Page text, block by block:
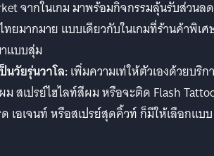
จากในเกม มาพร้อมกิจกรรมลุ้นรับส่วนลด
ทยมากมาย แบบเดียวกับในเกมที่ร้านค้าพิเ
แบบสุ่ม
นวัยรุ่นวาโล:เพิ่มความเท่ให้ตัวเองด้วยบริก
ม สเปรย์ไฮไลท์สีผม หรือจะติด Flash
เอเจนท์ หรือสเปรย์สุดคิ้วท์ ก็มีให้เลือกแบบ